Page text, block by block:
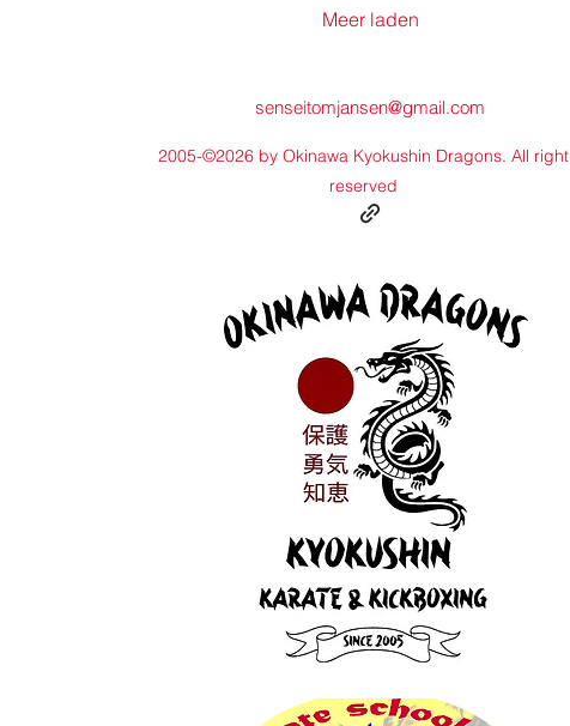
Meer laden
senseitomjansen@gmail.com
2005-©2026 by Okinawa Kyokushin Dragons. All right
reserved